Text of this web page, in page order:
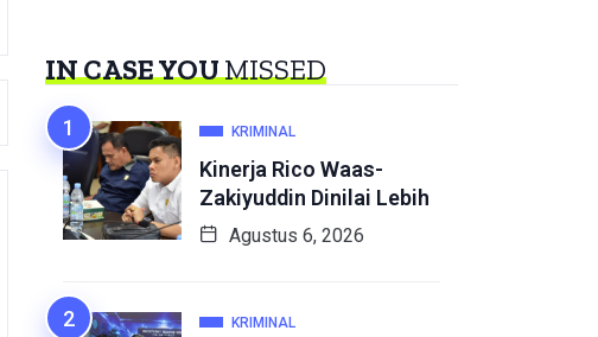
IN CASE YOUMISSED
KRIMINAL
Kinerja Rico Waas-
Zakiyuddin Dinilai Lebih
Agustus 6, 2026
KRIMINAL